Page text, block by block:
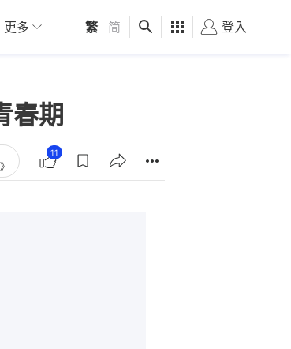
01深圳 觀點 健康 好食玩飛
更多 繁 简 登入
春期
11